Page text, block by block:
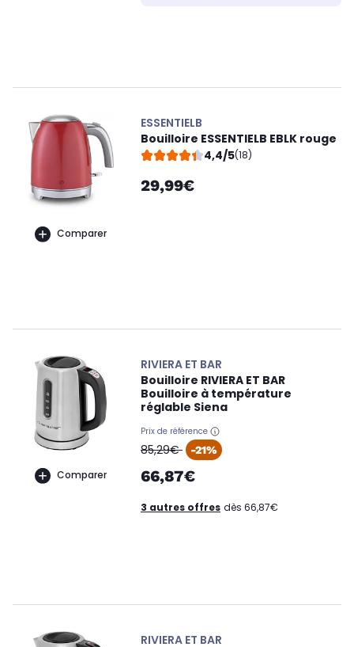
Comparer
ESSENTIELB
Bouilloire ESSENTIELB EBLK rouge
4,4/5(18)
29,99€
Comparer
RIVIERA ET BAR
Bouilloire RIVIERA ET BAR
Bouilloire à température
réglable Siena
Prix de référence
oldPrice
85,29€ -21%
66,87€
3 autres offres dès 66,87€
RIVIERA ET BAR